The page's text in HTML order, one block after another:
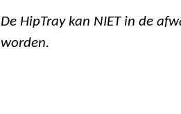
De HipTray kan NIET in de
worden.